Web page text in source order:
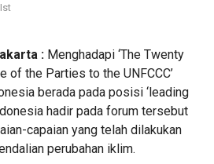
: Menghadapi ‘The Twenty
of the Parties to the UNFCCC’
berada pada posisi ‘leading
hadir pada forum tersebut
capaian yang telah dilakukan
perubahan iklim.